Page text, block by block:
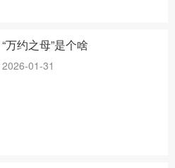
“万约之母”是个啥
2026-01-31